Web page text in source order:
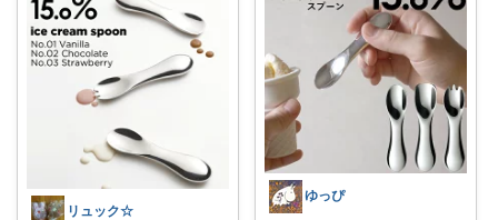
リュック☆
ゆっぴ